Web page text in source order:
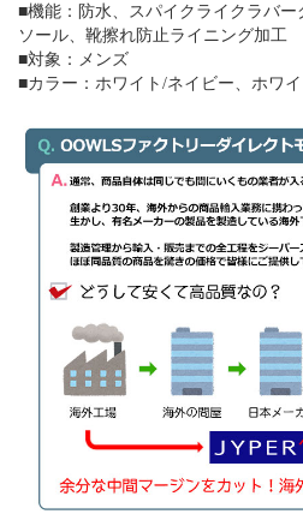
■機能：防水、スパイクライクラバ
ソール、靴擦れ防止ライニング加工
■対象：メンズ
■カラー：ホワイト/ネイビー、ホワ